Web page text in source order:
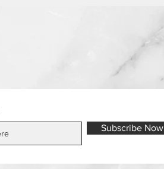
Subscribe Now